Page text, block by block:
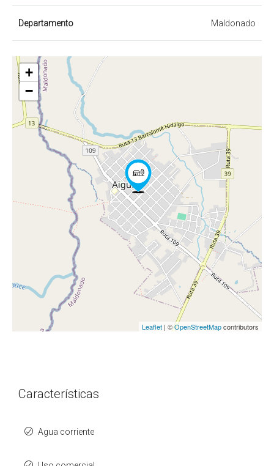
Departamento Maldonado
+
−
Leaflet | ©OpenStreetMapcontributors
Características
Agua corriente